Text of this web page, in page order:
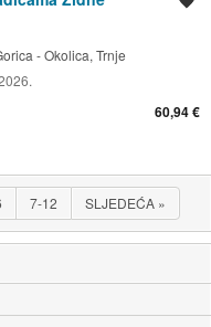
- Okolica, Trnje
60,94 €
7-12 SLJEDEĆA »